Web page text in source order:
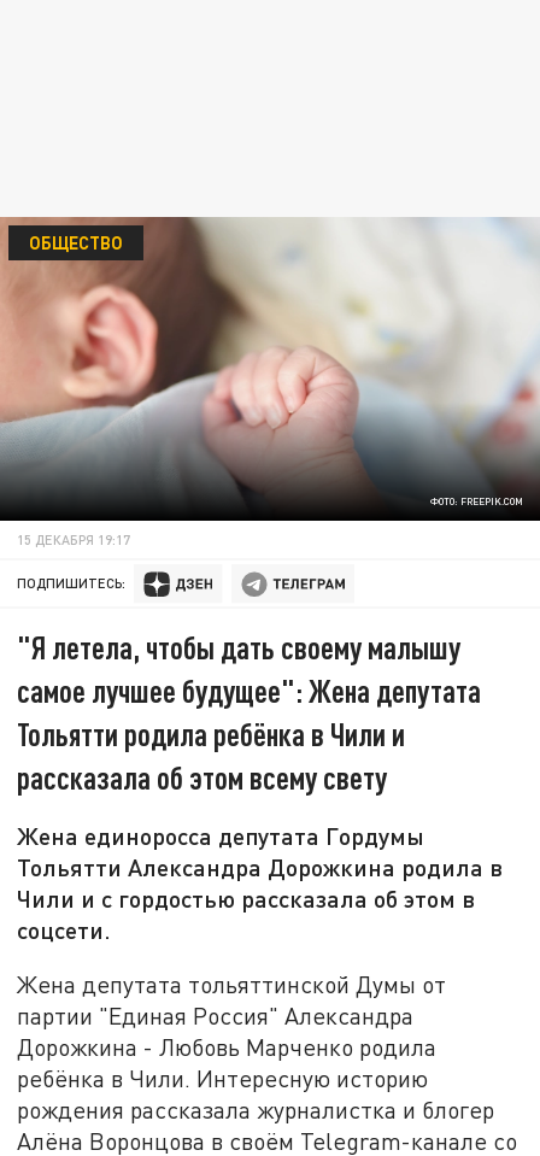
ФОТО: FREEPIK.COM
ОБЩЕСТВО
15 ДЕКАБРЯ 19:17
ПОДПИШИТЕСЬ:
"Я летела, чтобы дать своему малышу
самое лучшее будущее": Жена депутата
Тольятти родила ребёнка в Чили и
рассказала об этом всему свету
Жена единоросса депутата Гордумы
Тольятти Александра Дорожкина родила в
Чили и с гордостью рассказала об этом в
соцсети.
Жена депутата тольяттинской Думы от
партии "Единая Россия" Александра
Дорожкина - Любовь Марченко родила
ребёнка в Чили. Интересную историю
рождения рассказала журналистка и блогер
Алёна Воронцова в своём Telegram-канале со